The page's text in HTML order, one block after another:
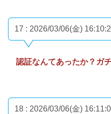
17 : 2026/03/06(金)
認証なんてあったか？ガ
18 : 2026/03/06(金)